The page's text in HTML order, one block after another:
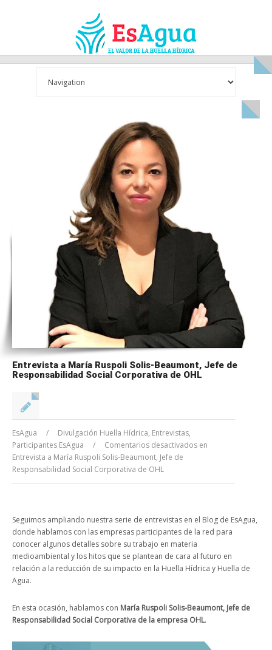
Entrevista a María Ruspoli Solis-Beaumont, Jefe de
Responsabilidad Social Corporativa de OHL
EsAgua / Divulgación Huella Hídrica, Entrevistas,
Participantes EsAgua
/ Comentarios desactivados en
Entrevista a María Ruspoli Solis-Beaumont, Jefe de
Responsabilidad Social Corporativa de OHL
Seguimos ampliando nuestra serie de entrevistas en el Blog de EsAgua,
donde hablamos con las empresas participantes de la red para
conocer algunos detalles sobre su trabajo en materia
medioambiental y los hitos que se plantean de cara al futuro en
relación a la reducción de su impacto en la Huella Hídrica y Huella de
Agua.
En esta ocasión, hablamos con María Ruspoli Solis-Beaumont, Jefe de
Responsabilidad Social Corporativa de la empresa OHL.